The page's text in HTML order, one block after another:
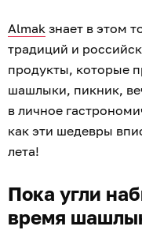
Almak знает в этом
традиций и
продукты, которые
шашлыки, пикник,
в личное
как эти шедевры
лета!
Пока угли
время